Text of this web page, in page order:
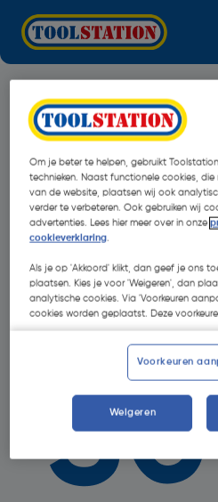
Om je beter te helpen, gebruikt
technieken. Naast functionele cookies,
van de website, plaatsen wij ook
verder te verbeteren. Ook gebruiken wij
advertenties. Lees hier meer over in onze
cookieverklaring.
Als je op 'Akkoord' klikt, dan geef je ons
plaatsen. Kies je voor 'Weigeren', dan
analytische cookies. Via 'Voorkeuren
cookies worden geplaatst. Deze
Voorkeuren
Weigeren